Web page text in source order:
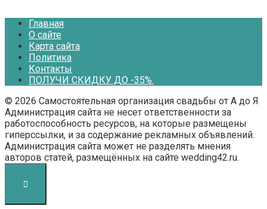
Главная
О сайте
Карта сайта
Политика
Контакты
ПОЛУЧИ СКИДКУ ДО -35%.
© 2026 Самостоятельная организация свадьбы от А до Я
Администрация сайта не несет ответственности за
работоспособность ресурсов, на которые размещены
гиперссылки, и за содержание рекламных объявлений.
Администрация сайта может не разделять мнения
авторов статей, размещённых на сайте wedding42.ru.